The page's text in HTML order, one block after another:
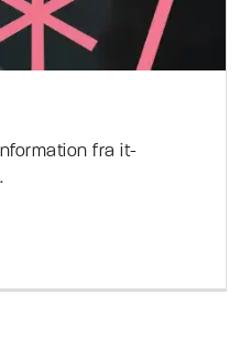
fra it-